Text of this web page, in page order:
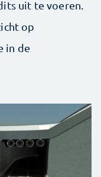
uit te voeren.
op
in de